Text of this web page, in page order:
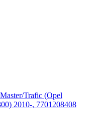
Trafic (Opel
2010-, 7701208408